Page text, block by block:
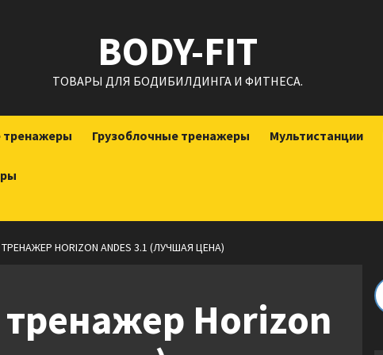
BODY-FIT
ТОВАРЫ ДЛЯ БОДИБИЛДИНГА И ФИТНЕСА.
тренажеры Грузоблочные тренажеры Мультистанции
HORIZON ANDES 3.1 (ЛУЧШАЯ ЦЕНА)
Horizon